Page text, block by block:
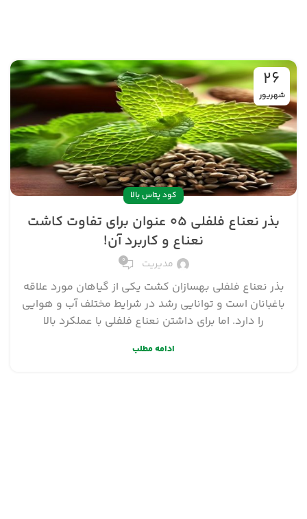
۲۶
شهریور
کود پتاس بالا
بذر نعناع فلفلی ۰۵ عنوان برای تفاوت کاشت
نعناع و کاربرد آن!
مدیریت ۰
بذر نعناع فلفلی بهسازان کشت یکی از گیاهان مورد علاقه
باغبانان است و توانایی رشد در شرایط مختلف آب و هوایی
را دارد. اما برای داشتن نعناع فلفلی با عملکرد بالا
ادامه مطلب